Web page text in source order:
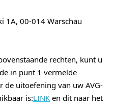
1A, 00-014 Warschau
rechten, kunt u
in punt 1 vermelde
de uitoefening van uw AVG-
is:LINK en dit naar het